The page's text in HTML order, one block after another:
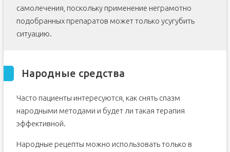
самолечения, поскольку применение неграмотно
подобранных препаратов может только усугубить
ситуацию.
Народные средства
Часто пациенты интересуются, как снять спазм
народными методами и будет ли такая терапия
эффективной.
Народные рецепты можно использовать только в